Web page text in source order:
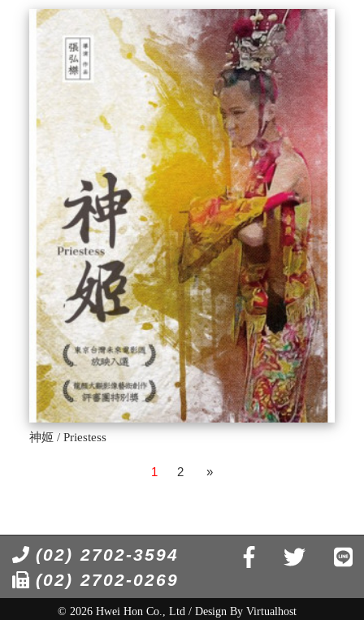
神姬 / Priestess
1 2 »
(02) 2702-3594
(02) 2702-0269
© 2026 Hwei Hon Co., Ltd / Design By Virtualhost